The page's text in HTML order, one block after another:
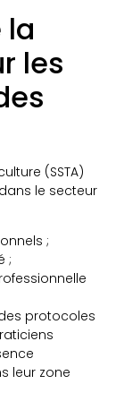
la
les
(SSTA)
le secteur
;
;
protocoles
leur zone